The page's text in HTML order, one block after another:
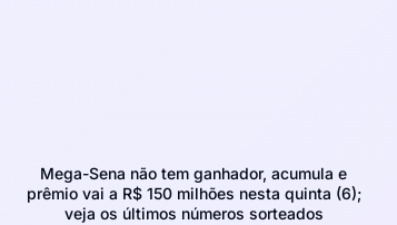
Mega-Sena não tem ganhador, acumula e
prêmio vai a R$ 150 milhões nesta quinta (6);
veja os últimos números sorteados